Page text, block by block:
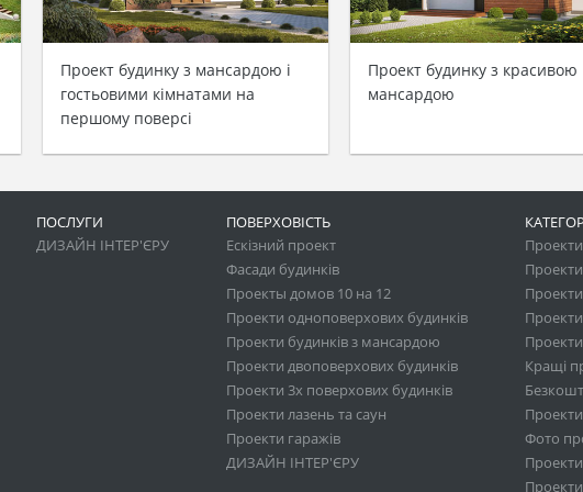
Проект будинку з мансардою і
гостьовими кімнатами на
першому поверсі
Проект будинку з красивою
мансардою
ПОСЛУГИ
ДИЗАЙН ІНТЕР'ЄРУ
ПОВЕРХОВІСТЬ
Ескізний проект
Фасади будинків
Проекты домов 10 на 12
Проекти одноповерхових будинків
Проекти будинків з мансардою
Проекти двоповерхових будинків
Проекти 3х поверхових будинків
Проекти лазень та саун
Проекти гаражів
ДИЗАЙН ІНТЕР'ЄРУ
Проекти
Проекти
Кращі
Фото